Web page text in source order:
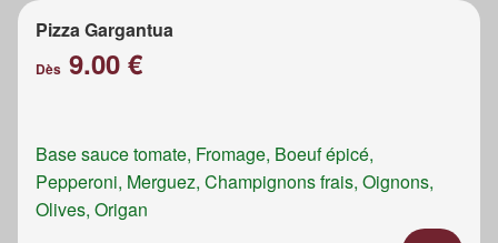
Pizza Gargantua
Dès 9.00 €
Base sauce tomate, Fromage, Boeuf épicé,
Pepperoni, Merguez, Champignons frais, Oignons,
Olives, Origan